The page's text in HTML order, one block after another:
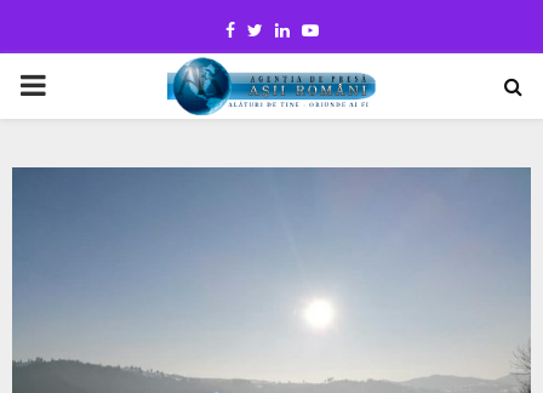
Facebook
TwitterLinkedinYoutube
PRIMARY